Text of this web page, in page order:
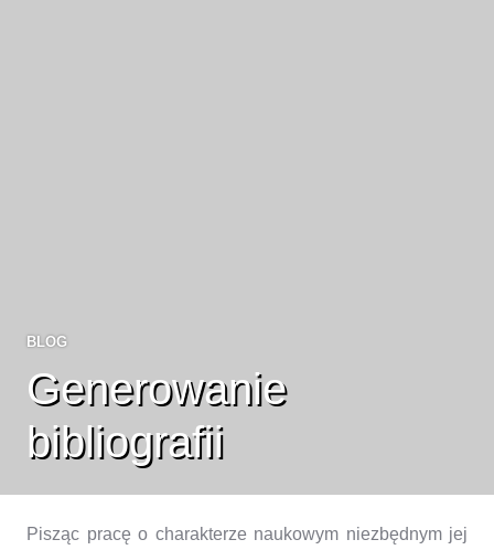
BLOG
Generowanie
bibliografii
Pisząc pracę o charakterze naukowym niezbędnym jej